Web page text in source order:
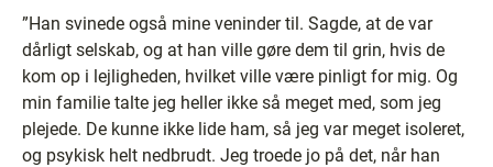
”Han svinede også mine veninder til. Sagde, at de var
dårligt selskab, og at han ville gøre dem til grin, hvis de
kom op i lejligheden, hvilket ville være pinligt for mig. Og
min familie talte jeg heller ikke så meget med, som jeg
plejede. De kunne ikke lide ham, så jeg var meget isoleret,
og psykisk helt nedbrudt. Jeg troede jo på det, når han